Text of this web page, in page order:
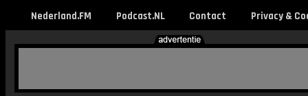
Nederland.FM Podcast.NL Contact Privacy &